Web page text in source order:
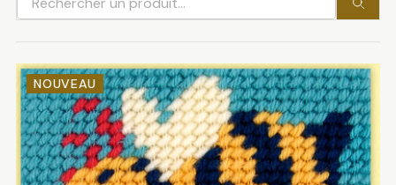
Rechercher
un
produit
NOUVEAU